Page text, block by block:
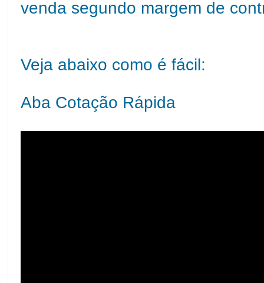
venda segundo margem de
Veja abaixo como é fácil:
Aba Cotação Rápida